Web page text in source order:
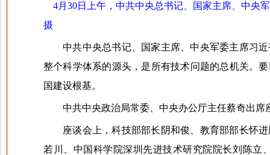
4月30日上午，中共中央总书记、国家主席、中央
摄
中共中央总书记、国家主席、中央军委主席习
整个科学体系的源头，是所有技术问题的总机关。
国建设根基。
中共中央政治局常委、中央办公厅主任蔡奇出
座谈会上，科技部部长阴和俊、教育部部长怀
若川、中国科学院深圳先进技术研究院院长刘陈立